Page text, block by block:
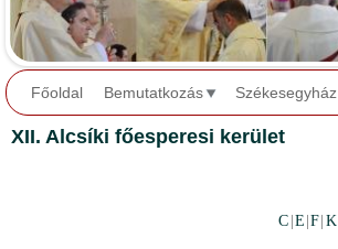
Főoldal Bemutatkozás Székesegyház
XII. Alcsíki főesperesi kerület
C E |F K